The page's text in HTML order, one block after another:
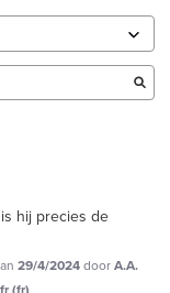
hij precies de
29/4/2024doorA.A.
(fr)